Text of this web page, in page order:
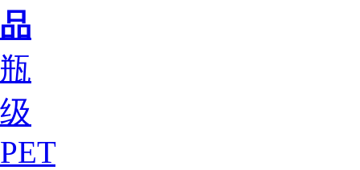
品
瓶
级
PET